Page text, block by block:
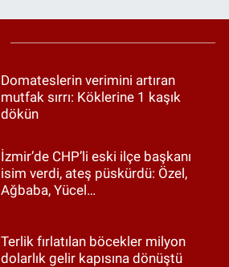
Domateslerin verimini artıran
mutfak sırrı: Köklerine 1 kaşık
dökün
İzmir’de CHP’li eski ilçe başkanı
isim verdi, ateş püskürdü: Özel,
Ağbaba, Yücel…
Terlik fırlatılan böcekler milyon
dolarlık gelir kapısına dönüştü